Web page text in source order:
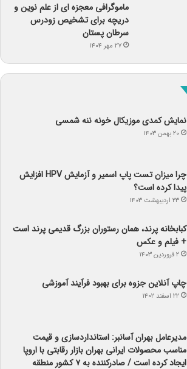
ماموگرافی معجزه ای از علم نوین و
دریچه برای تشخیص زودرس
سرطان پستان
۲۷ مهر ۱۴۰۴
نمایش کمدی موزیکال خونه ننه شمسی
۲۰ بهمن ۱۴۰۳
چرا میزان تست پاپ اسمیر و آزمایش HPV افزایش
پیدا کرده است؟
۲۳ اردیبهشت ۱۴۰۳
کبابخانه پرند، همان رستوران بزرگ قدیمی پرند است
+ فیلم و عکس
۲ فروردین ۱۴۰۳
چاپ آنلاین جزوه برای بهبود فرآیند آموزشی
۲۲ اسفند ۱۴۰۲
مدیرعامل بهران آسانبر: استانداردسازی و قیمت
مناسب محصولات ایرانی بهران بازار رقابتی با اروپا
ایجاد کرده است / صادرکننده به ۷ کشور منطقه